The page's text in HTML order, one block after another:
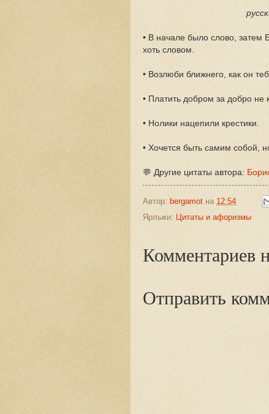
• В начале было слово, затем
хоть словом.
• Возлюби ближнего, как он
• Платить добром за добро не
• Нолики нацепили крестики.
• Хочется быть самим собой,
💬 Другие цитаты автора:
Автор: bergamot на 12:54
Ярлыки: Цитаты и афоризмы
Комментариев
Отправить